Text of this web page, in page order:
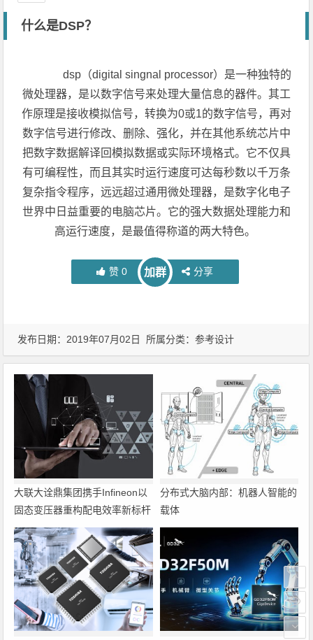
什么是DSP？
dsp（digital singnal processor）是一种独特的
微处理器，是以数字信号来处理大量信息的器件。其工
作原理是接收模拟信号，转换为0或1的数字信号，再对
数字信号进行修改、删除、强化，并在其他系统芯片中
把数字数据解译回模拟数据或实际环境格式。它不仅具
有可编程性，而且其实时运行速度可达每秒数以千万条
复杂指令程序，远远超过通用微处理器，是数字化电子
世界中日益重要的电脑芯片。它的强大数据处理能力和
高运行速度，是最值得称道的两大特色。
赞 0 加群 分享
发布日期：2019年07月02日 所属分类：参考设计
大联大诠鼎集团携手Infineon以
固态变压器重构配电效率新标杆
分布式大脑内部：机器人智能的
载体